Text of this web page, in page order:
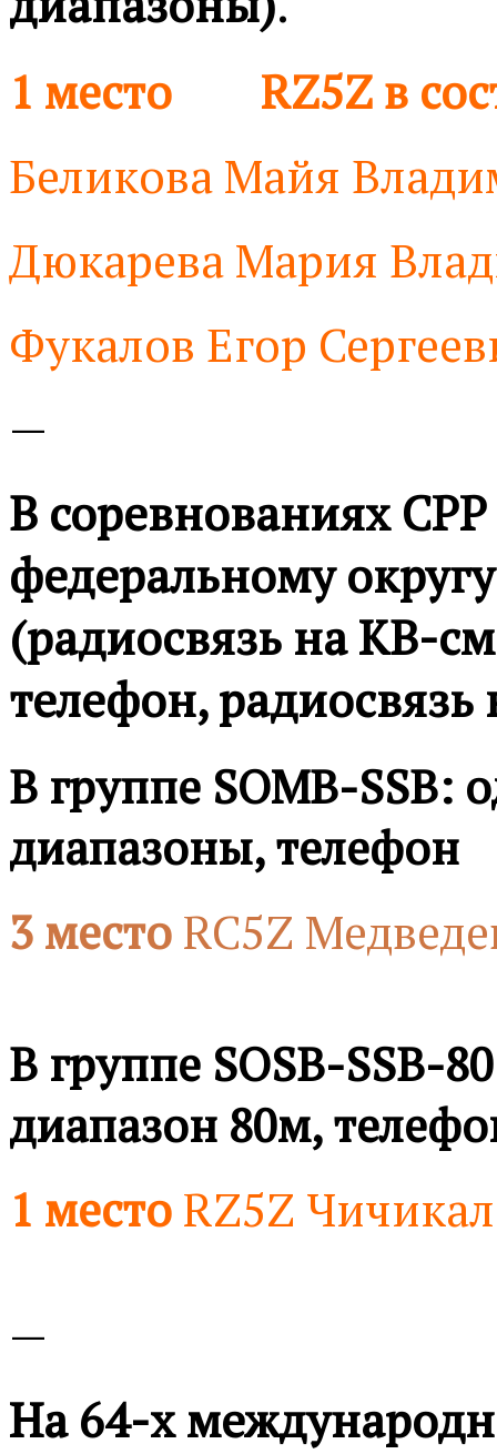
1 место RZ5Z в
Беликова Майя
Дюкарева Мария
Фукалов Егор
—
В соревнованиях
федеральному
(радиосвязь на КВ-
телефон,
В группе SOMB-SSB:
диапазоны, телефон
3 место RC5Z
В группе SOSB-SSB-
диапазон 80м,
1 место RZ5Z
—
На 64-х